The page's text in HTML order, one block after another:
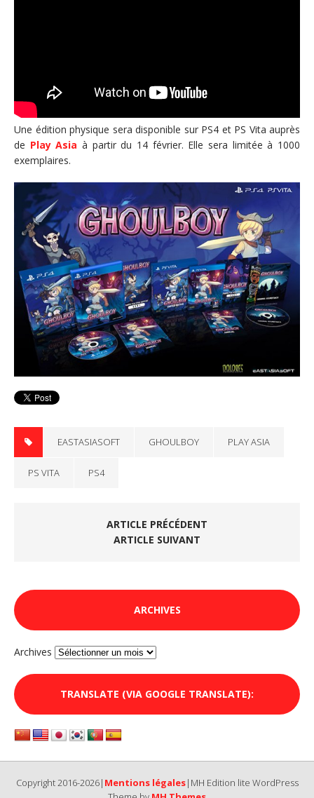
Une édition physique sera disponible sur PS4 et PS Vita auprès
de Play Asia à partir du 14 février. Elle sera limitée à 1000
exemplaires.
EASTASIASOFT GHOULBOY PLAY ASIA
PS VITA PS4
ARTICLE PRÉCÉDENT
ARTICLE SUIVANT
ARCHIVES
Archives
TRANSLATE (VIA GOOGLE TRANSLATE):
Copyright 2016-2026| Mentions légales|MH Edition lite WordPress